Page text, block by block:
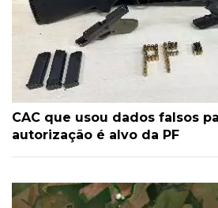
CAC que usou dados falsos
autorização é alvo da PF